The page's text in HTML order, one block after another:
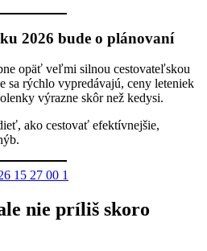
2026 bude o plánovaní
opäť veľmi silnou cestovateľskou
sa rýchlo vypredávajú, ceny leteniek
výrazne skôr než kedysi.
ako cestovať efektívnejšie,
nie príliš skoro